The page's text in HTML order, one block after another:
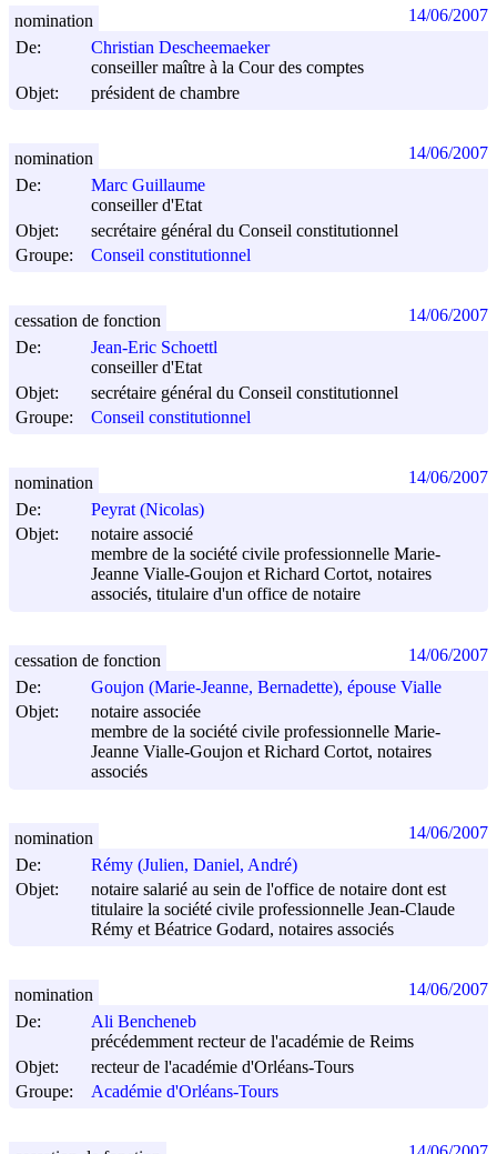
De:
Christian Descheemaeker
conseiller maître à la Cour des comptes
Objet:
président de chambre
nomination 14/06/2007
De:
Marc Guillaume
conseiller d'Etat
Objet:
secrétaire général du Conseil constitutionnel
Groupe:
Conseil constitutionnel
nomination 14/06/2007
De:
Jean-Eric Schoettl
conseiller d'Etat
Objet:
secrétaire général du Conseil constitutionnel
Groupe:
Conseil constitutionnel
cessation de fonction 14/06/2007
De:
Peyrat (Nicolas)
Objet:
notaire associé
membre de la société civile professionnelle Marie-
Jeanne Vialle-Goujon et Richard Cortot, notaires
associés, titulaire d'un office de notaire
nomination 14/06/2007
De:
Goujon (Marie-Jeanne, Bernadette), épouse Vialle
Objet:
notaire associée
membre de la société civile professionnelle Marie-
Jeanne Vialle-Goujon et Richard Cortot, notaires
associés
cessation de fonction 14/06/2007
De:
Rémy (Julien, Daniel, André)
Objet:
notaire salarié au sein de l'office de notaire dont est
titulaire la société civile professionnelle Jean-Claude
Rémy et Béatrice Godard, notaires associés
nomination 14/06/2007
De:
Ali Bencheneb
précédemment recteur de l'académie de Reims
Objet:
recteur de l'académie d'Orléans-Tours
Groupe:
Académie d'Orléans-Tours
nomination 14/06/2007